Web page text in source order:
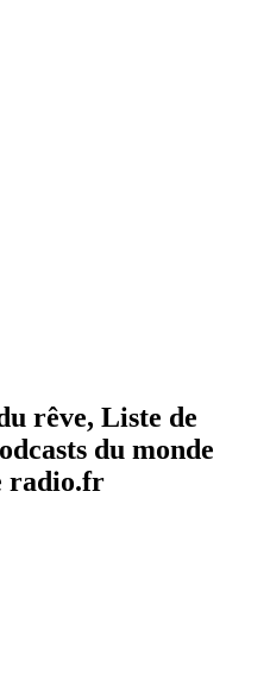
rêve, Liste de
du monde
radio.fr